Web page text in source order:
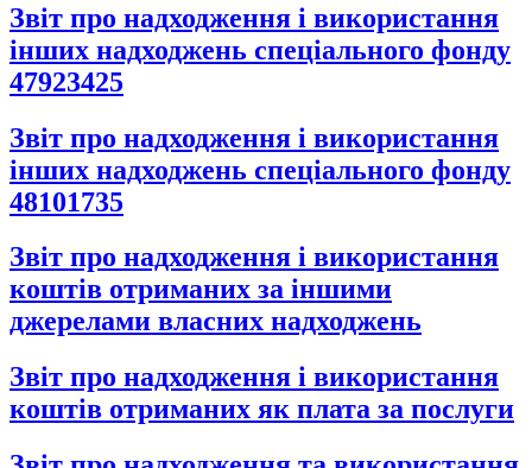
Звіт про надходження і використання
інших надходжень спеціального фонду
47923425
Звіт про надходження і використання
інших надходжень спеціального фонду
48101735
Звіт про надходження і використання
коштів отриманих за іншими
джерелами власних надходжень
Звіт про надходження і використання
коштів отриманих як плата за послуги